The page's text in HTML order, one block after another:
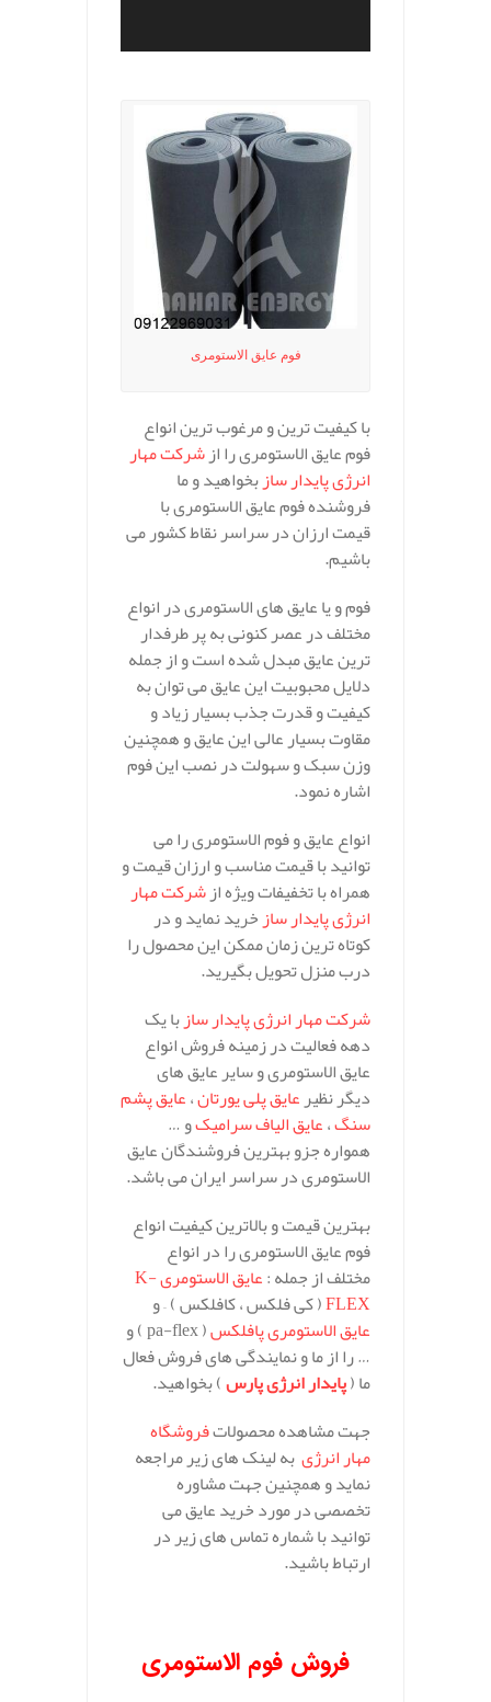
فوم عایق الاستومری
با کیفیت ترین و مرغوب ترین انواع
فوم عایق الاستومری را ازشرکت مهار
انرژی پایدار سازبخواهید و ما
فروشنده فوم عایق الاستومری با
قیمت ارزان در سراسر نقاط کشور می
باشیم.
فوم و یا عایق های الاستومری در انواع
مختلف در عصر کنونی به پر طرفدار
ترین عایق مبدل شده است و از جمله
دلایل محبوبیت این عایق می توان به
کیفیت و قدرت جذب بسیار زیاد و
مقاوت بسیار عالی این عایق و همچنین
وزن سبک و سهولت در نصب این فوم
اشاره نمود.
انواع عایق و فوم الاستومری را می
توانید با قیمت مناسب و ارزان قیمت و
همراه با تخفیفات ویژه ازشرکت مهار
انرژی پایدار سازخرید نماید و در
کوتاه ترین زمان ممکن این محصول را
درب منزل تحویل بگیرید.
شرکت مهار انرژی پایدار سازبا یک
دهه فعالیت در زمینه فروش انواع
عایق الاستومری و سایر عایق های
دیگر نظیرعایق پلی یورتان،عایق پشم
سنگ،عایق الیاف سرامیکو …
همواره جزو بهترین فروشندگان عایق
الاستومری در سراسر ایران می باشد.
بهترین قیمت و بالاترین کیفیت انواع
فوم عایق الاستومری را در انواع
مختلف از جمله : عایق الاستومری K-
FLEX( کی فلکس ، کافلکس ) – و
عایق الاستومری پافلکس ( pa-flex ) و
… را از ما و نمایندگی های فروش فعال
ما (پایدار انرژی پارس) بخواهید.
جهت مشاهده محصولاتفروشگاه
مهار انرژیبه لینک های زیر مراجعه
نماید و همچنین جهت مشاوره
تخصصی در مورد خرید عایق می
توانید با شماره تماس های زیر در
ارتباط باشید.
فروش فوم الاستومری